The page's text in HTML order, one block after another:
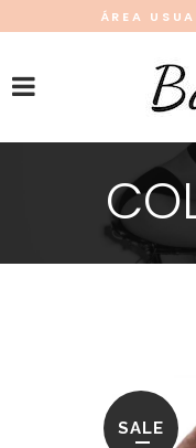
ÁREA
SALE